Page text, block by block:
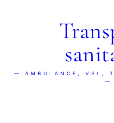
— AMBULANCE, VSL,
—